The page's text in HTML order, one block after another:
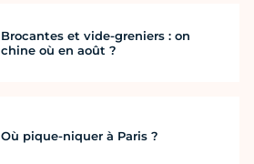
Brocantes et vide-greniers : on
chine où en août ?
Où pique-niquer à Paris ?